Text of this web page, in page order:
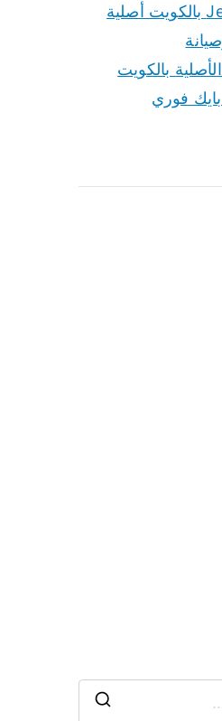
قطع غيار جيتور Jetour بالكويت أصلية
قطع غيار بايك BAIC الأصلية بالكويت